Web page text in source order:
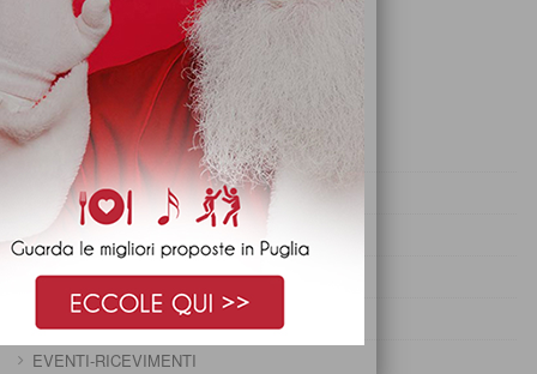
REVIEWS
FEATURED CATEGORIES
CENA DI SAN VALENTINO
CENONE SAN SILVESTRO
CONSIGLI
CONSIGLI PER RICEVIMENTI
CURIOSITÀ
EVENTI-RICEVIMENTI